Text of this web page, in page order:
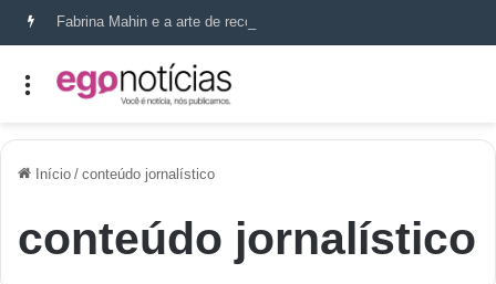
Fabrina Mahin e a arte de reconstruir confiança
Início / conteúdo jornalístico
conteúdo jornalístico